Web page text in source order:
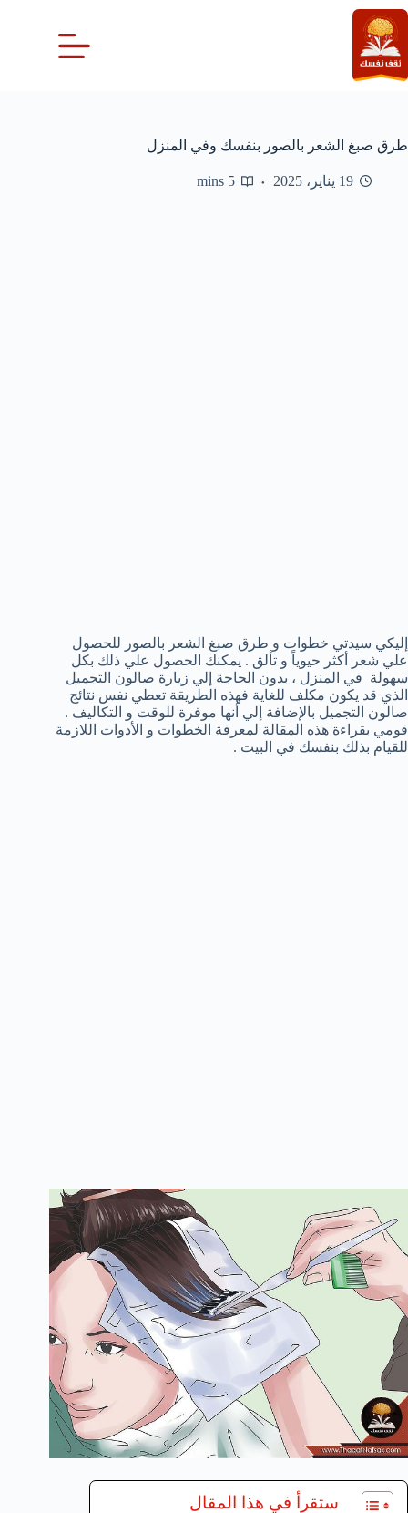
التجاوز
إلى
المحتوى
طرق صبغ الشعر بالصور بنفسك وفي المنزل
19 يناير، 2025 5 mins
إليكي سيدتي خطوات و طرق صبغ الشعر بالصور للحصول
علي شعر أكثر حيوياً و تألق . يمكنك الحصول علي ذلك بكل
سهولة في المنزل ، بدون الحاجة إلي زيارة صالون التجميل
الذي قد يكون مكلف للغاية فهذه الطريقة تعطي نفس نتائج
صالون التجميل بالإضافة إلي أنها موفرة للوقت و التكاليف .
قومي بقراءة هذه المقالة لمعرفة الخطوات و الأدوات اللازمة
للقيام بذلك بنفسك في البيت .
ستقرأ في هذا المقال